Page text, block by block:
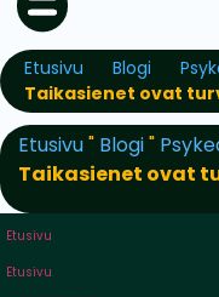
Etusivu Blogi
Taikasienet ovat
Etusivu" Blogi"
Taikasienet ovat
Etusivu
Etusivu